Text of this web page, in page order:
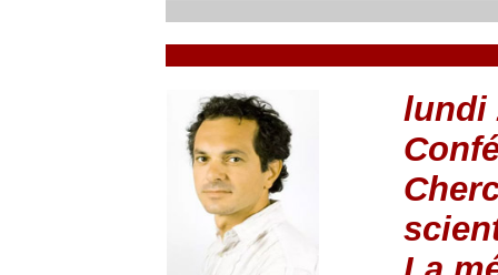
lundi